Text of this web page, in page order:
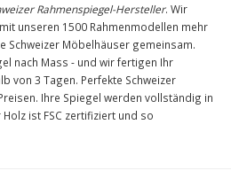
Rahmenspiegel-Hersteller. Wir
unseren 1500 Rahmenmodellen mehr
Schweizer Möbelhäuser gemeinsam.
nach Mass - und wir fertigen Ihr
von 3 Tagen. Perfekte Schweizer
Ihre Spiegel werden vollständig in
ist FSC zertifiziert und so